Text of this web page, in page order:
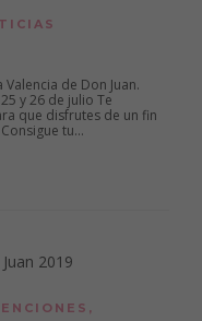
de Don Juan.
y 26 de julio Te
que disfrutes de un fin
tu...
,